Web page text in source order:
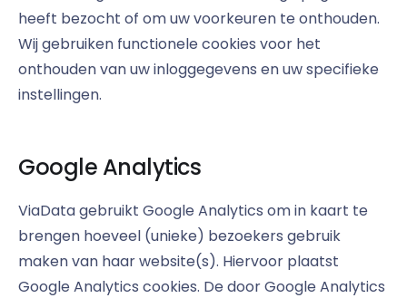
heeft bezocht of om uw voorkeuren te onthouden.
Wij gebruiken functionele cookies voor het
onthouden van uw inloggegevens en uw specifieke
instellingen.
Google Analytics
ViaData gebruikt Google Analytics om in kaart te
brengen hoeveel (unieke) bezoekers gebruik
maken van haar website(s). Hiervoor plaatst
Google Analytics cookies. De door Google Analytics